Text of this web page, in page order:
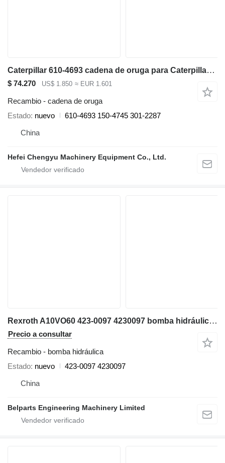
Caterpillar 610-4693 cadena de oruga para Caterpillar CAT345C 345D 345DL excavadora
$ 74.270 US$ 1.850 ≈ EUR 1.601
Recambio - cadena de oruga
Estado nuevo
610-4693 150-4745 301-2287
China
Hefei Chengyu Machinery Equipment Co., Ltd.
Rexroth A10VO60 423-0097 4230097 bomba hidráulica para Caterpillar 305.5E 305.5E2 miniexcavadora
Precio a consultar
Recambio - bomba hidráulica
Estado nuevo
423-0097 4230097
China
Belparts Engineering Machinery Limited